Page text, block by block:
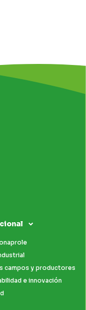
campos y productores
e innovación